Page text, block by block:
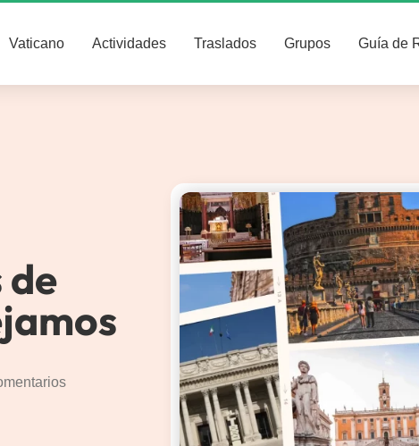
Vaticano Actividades Traslados Grupos Guía de
de